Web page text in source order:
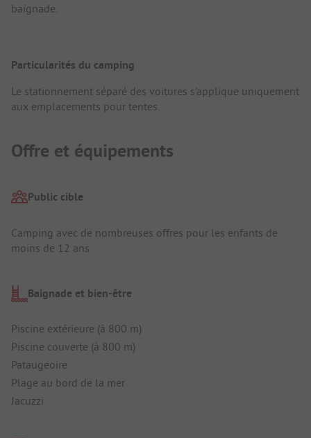
baignade.
Particularités du camping
Le stationnement séparé des voitures s'applique uniquement
aux emplacements pour tentes.
Offre et équipements
Public cible
Camping avec de nombreuses offres pour les enfants de
moins de 12 ans
Baignade et bien-être
Piscine extérieure (à 800 m)
Piscine couverte (à 800 m)
Pataugeoire
Plage au bord de la mer
Jacuzzi